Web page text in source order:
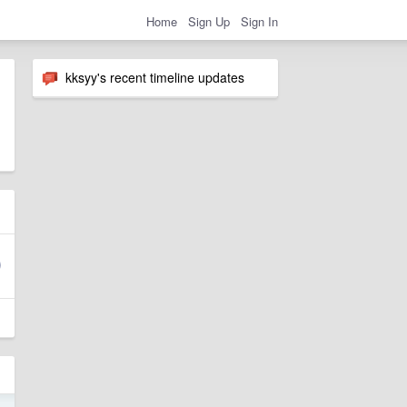
Home Sign Up Sign In
kksyy's recent timeline updates